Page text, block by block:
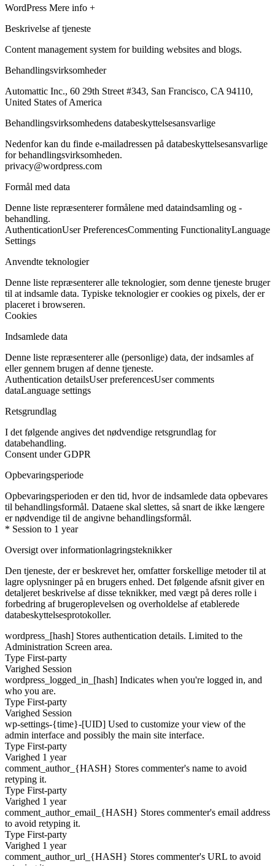
WordPress Mere info +
Beskrivelse af tjeneste
Content management system for building websites and blogs.
Behandlingsvirksomheder
Automattic Inc., 60 29th Street #343, San Francisco, CA 94110,
United States of America
Behandlingsvirksomhedens databeskyttelsesansvarlige
Nedenfor kan du finde e-mailadressen på databeskyttelsesansvarlige
for behandlingsvirksomheden.
privacy@wordpress.com
Formål med data
Denne liste repræsenterer formålene med dataindsamling og -
behandling.
AuthenticationUser PreferencesCommenting FunctionalityLanguage
Settings
Anvendte teknologier
Denne liste repræsenterer alle teknologier, som denne tjeneste bruger
til at indsamle data. Typiske teknologier er cookies og pixels, der er
placeret i browseren.
Cookies
Indsamlede data
Denne liste repræsenterer alle (personlige) data, der indsamles af
eller gennem brugen af denne tjeneste.
Authentication detailsUser preferencesUser comments
dataLanguage settings
Retsgrundlag
I det følgende angives det nødvendige retsgrundlag for
databehandling.
Consent under GDPR
Opbevaringsperiode
Opbevaringsperioden er den tid, hvor de indsamlede data opbevares
til behandlingsformål. Dataene skal slettes, så snart de ikke længere
er nødvendige til de angivne behandlingsformål.
* Session to 1 year
Oversigt over informationlagringsteknikker
Den tjeneste, der er beskrevet her, omfatter forskellige metoder til at
lagre oplysninger på en brugers enhed. Det følgende afsnit giver en
detaljeret beskrivelse af disse teknikker, med vægt på deres rolle i
forbedring af brugeroplevelsen og overholdelse af etablerede
databeskyttelsesprotokoller.
wordpress_[hash] Stores authentication details. Limited to the
Administration Screen area.
Type First-party
Varighed Session
wordpress_logged_in_[hash] Indicates when you're logged in, and
who you are.
Type First-party
Varighed Session
wp-settings-{time}-[UID] Used to customize your view of the
admin interface and possibly the main site interface.
Type First-party
Varighed 1 year
comment_author_{HASH} Stores commenter's name to avoid
retyping it.
Type First-party
Varighed 1 year
comment_author_email_{HASH} Stores commenter's email address
to avoid retyping it.
Type First-party
Varighed 1 year
comment_author_url_{HASH} Stores commenter's URL to avoid